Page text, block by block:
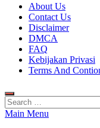
Kuyhaa Me
Download Game
About Us
Contact Us
Disclaimer
DMCA
FAQ
Kebijakan Privasi
Terms And
Search
for:
Main Menu